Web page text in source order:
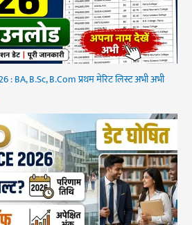
BA, B.Sc, B.Com प्रथम मेरिट लिस्ट अभी अभी